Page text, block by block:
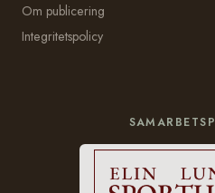
Om publicering
Integritetspolicy